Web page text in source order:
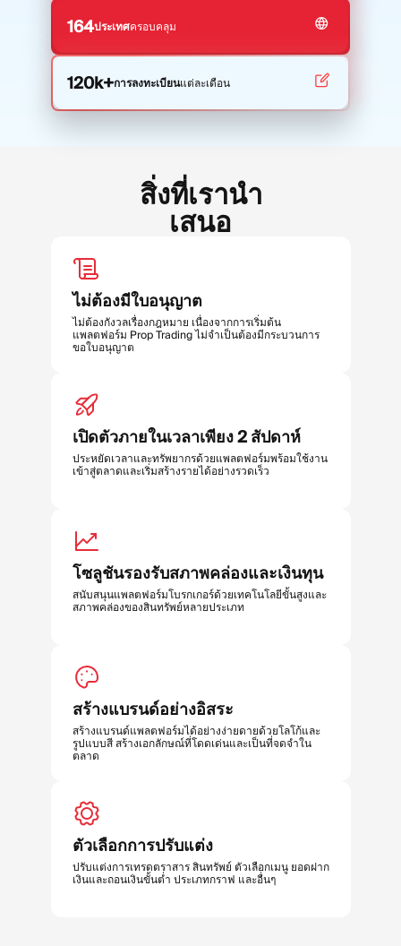
164ประเทศครอบคลุม
120k+การลงทะเบียนแต่ละเดือน
สิ่งที่เรานำ
เสนอ
ไม่ต้องมีใบอนุญาต
ไม่ต้องกังวลเรื่องกฎหมาย เนื่องจากการเริ่มต้น
แพลตฟอร์ม Prop Trading ไม่จำเป็นต้องมีกระบวนการ
ขอใบอนุญาต
เปิดตัวภายในเวลาเพียง 2 สัปดาห์
ประหยัดเวลาและทรัพยากรด้วยแพลตฟอร์มพร้อมใช้งาน
เข้าสู่ตลาดและเริ่มสร้างรายได้อย่างรวดเร็ว
โซลูชันรองรับสภาพคล่องและเงินทุน
สนับสนุนแพลตฟอร์มโบรกเกอร์ด้วยเทคโนโลยีขั้นสูงและ
สภาพคล่องของสินทรัพย์หลายประเภท
สร้างแบรนด์อย่างอิสระ
สร้างแบรนด์แพลตฟอร์มได้อย่างง่ายดายด้วยโลโก้และ
รูปแบบสี สร้างเอกลักษณ์ที่โดดเด่นและเป็นที่จดจำใน
ตลาด
ตัวเลือกการปรับแต่ง
ปรับแต่งการเทรดตราสาร สินทรัพย์ ตัวเลือกเมนู ยอดฝาก
เงินและถอนเงินขั้นต่ำ ประเภทกราฟ และอื่นๆ